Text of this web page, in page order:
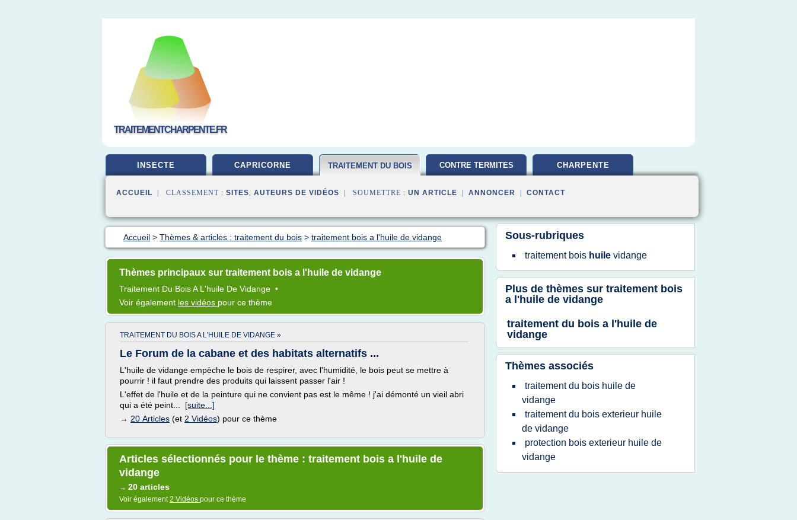
TRAITEMENTCHARPENTE.FR
INSECTE CAPRICORNE TRAITEMENT DU BOIS CONTRE TERMITES CHARPENTE
ACCUEIL | CLASSEMENT : SITES, AUTEURS DE VIDÉOS | SOUMETTRE : UN ARTICLE ANNONCER CONTACT
Accueil > Thèmes & articles : traitement du bois > traitement bois a l'huile de vidange
Thèmes principaux sur traitement bois a l'huile de vidange
Traitement Du BoisA L'huile De Vidange •
Voir également les vidéos pour ce thème
TRAITEMENT DU BOIS A L'HUILE DE VIDANGE »
Le Forum de la cabane et des habitats alternatifs ...
L'huile de vidange empèche le bois de respirer, avec l'humidité, le bois peut se mettre à
pourrir ! il faut prendre des produits qui laissent passer l'air !
L'effet de l'huile et de la peinture qui ne convient pas est le même ! j'ai démonté un vieil abri
qui a été peint... [suite...]
→ 20 Articles (et 2 Vidéos) pour ce thème
Articles sélectionnés pour le thème : traitement bois a l'huile de
vidange
→ 20 articles
Voir également2 Vidéos pour ce thème
Sous-rubriques
traitement bois huile vidange
Plus de thèmes sur traitement bois
a l'huile de vidange
traitement du bois a l'huile de
vidange
Thèmes associés
traitement du bois huile de
vidange
traitement du bois exterieur huile
de vidange
protection bois exterieur huile de
vidange